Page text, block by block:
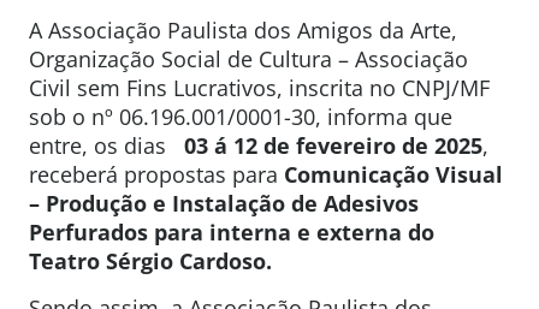
A Associação Paulista dos Amigos da Arte,
Organização Social de Cultura – Associação
Civil sem Fins Lucrativos, inscrita no CNPJ/MF
sob o nº 06.196.001/0001-30, informa que
entre, os dias
03 á 12 de fevereiro de 2025,
receberá propostas para Comunicação Visual
– Produção e Instalação de Adesivos
Perfurados para interna e externa do
Teatro Sérgio Cardoso.